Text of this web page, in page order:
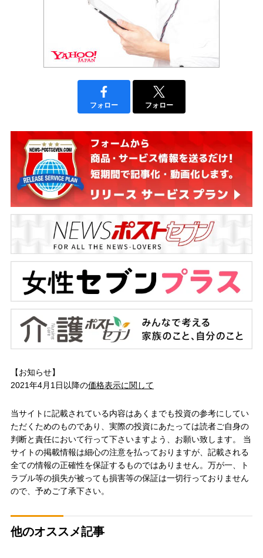
フォロー フォロー
【お知らせ】
2021年4月1日以降の価格表示に関して
当サイトに記載されている内容はあくまでも投資の参考にしてい
ただくためのものであり、実際の投資にあたっては読者ご自身の
判断と責任において行って下さいますよう、お願い致します。 当
サイトの掲載情報は細心の注意を払っておりますが、記載される
全ての情報の正確性を保証するものではありません。万が一、ト
ラブル等の損失が被っても損害等の保証は一切行っておりません
ので、予めご了承下さい。
他のオススメ記事